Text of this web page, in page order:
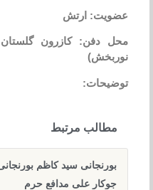
عضویت: ارتش
محل دفن: کازرون
نوربخش)
توضیحات:
مطالب مرتبط
بورنجانی سید کاظم
جوکار علی مدافع حرم